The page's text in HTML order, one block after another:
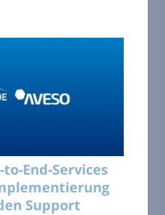
End-Services
Support